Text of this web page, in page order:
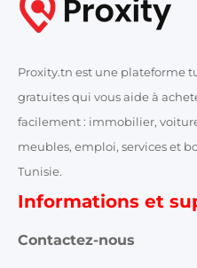
Proxity.tn est une plateforme
gratuites qui vous aide à
facilement : immobilier,
meubles, emploi, services et
Tunisie.
Informations et
Contactez-nous